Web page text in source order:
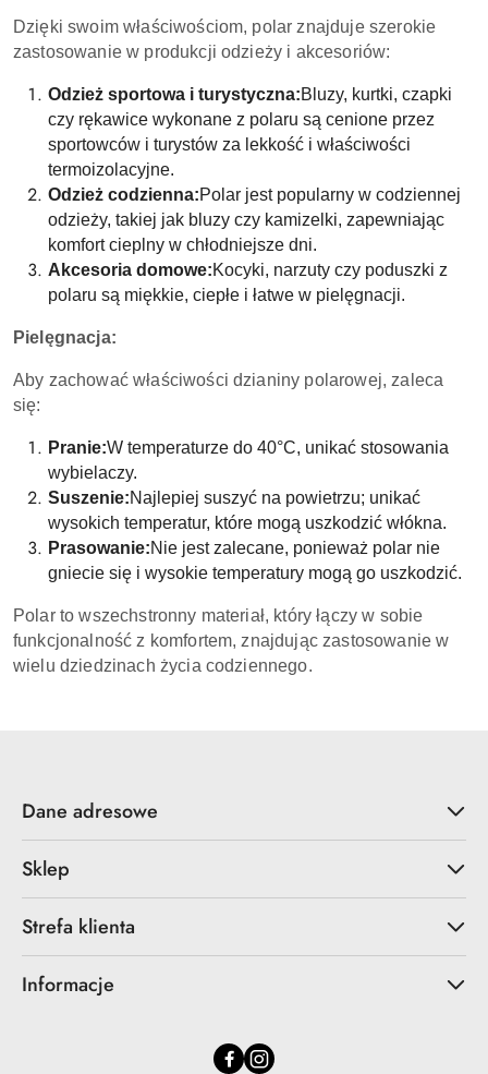
Dzięki swoim właściwościom, polar znajduje szerokie
zastosowanie w produkcji odzieży i akcesoriów:
Odzież sportowa i turystyczna:Bluzy, kurtki, czapki
czy rękawice wykonane z polaru są cenione przez
sportowców i turystów za lekkość i właściwości
termoizolacyjne.
Odzież codzienna:Polar jest popularny w codziennej
odzieży, takiej jak bluzy czy kamizelki, zapewniając
komfort cieplny w chłodniejsze dni.
Akcesoria domowe:Kocyki, narzuty czy poduszki z
polaru są miękkie, ciepłe i łatwe w pielęgnacji.
Pielęgnacja:
Aby zachować właściwości dzianiny polarowej, zaleca
się:
Pranie:W temperaturze do 40°C, unikać stosowania
wybielaczy.
Suszenie:Najlepiej suszyć na powietrzu; unikać
wysokich temperatur, które mogą uszkodzić włókna.
Prasowanie:Nie jest zalecane, ponieważ polar nie
gniecie się i wysokie temperatury mogą go uszkodzić.
Polar to wszechstronny materiał, który łączy w sobie
funkcjonalność z komfortem, znajdując zastosowanie w
wielu dziedzinach życia codziennego.
Dane adresowe
Sklep
Strefa klienta
Informacje